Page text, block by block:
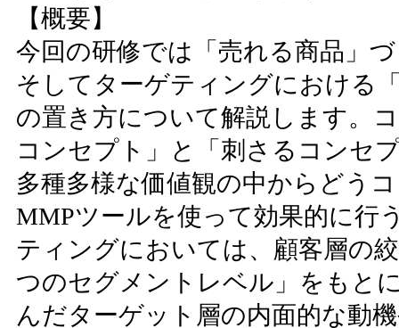
【概要】
今回の研修では「売れる商品」
そしてターゲティングにおける
の置き方について解説します。
コンセプト」と「刺さるコンセ
多種多様な価値観の中からどう
MMPツールを使って効果的に行
ティングにおいては、顧客層の
つのセグメントレベル」をもと
んだターゲット層の内面的な動